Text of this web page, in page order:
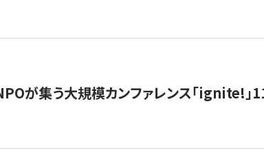
が集う大規模カンファレンス「ignite!」